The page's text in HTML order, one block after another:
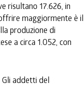
risultano 17.626, in
maggiormente è il
produzione di
a circa 1.052, con
Gli addetti del